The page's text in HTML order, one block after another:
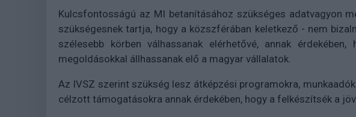
Kulcsfontosságú az MI betanításához szükséges adatvagyon
szükségesnek tartja, hogy a közszférában keletkező - nem
szélesebb körben válhassanak elérhetővé, annak
megoldásokkal állhassanak elő a magyar vállalatok.
Az IVSZ szerint szükség lesz átképzési programokra,
célzott támogatásokra annak érdekében, hogy a felkészítsék a